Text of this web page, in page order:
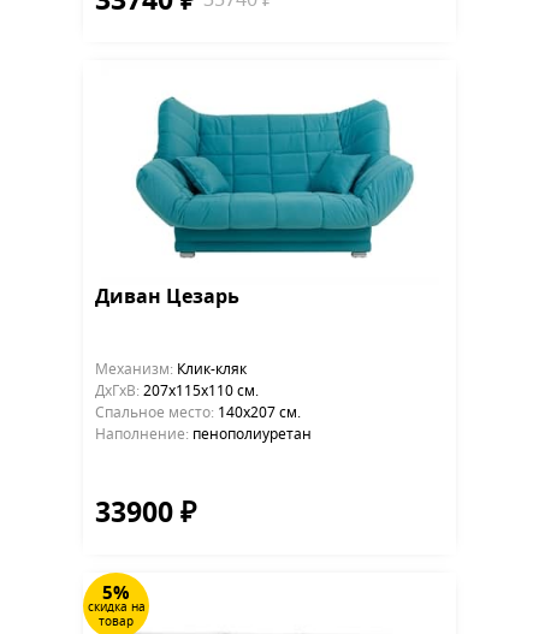
Диван Цезарь
Механизм: Клик-кляк
ДхГхВ: 207х115x110 см.
Cпальное место: 140х207 см.
Наполнение: пенополиуретан
33900 ₽
5%
скидка на
товар